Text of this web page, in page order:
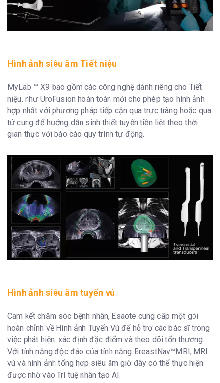
Hình ảnh siêu âm Tiết niệu
MyLab ™ X9 bao gồm các công nghệ dành riêng cho Tiết
niệu, như UroFusion hoàn toàn mới cho phép tạo hình ảnh
hợp nhất với phương pháp tiếp cận qua trực tràng hoặc qua
tử cung để hướng dẫn sinh thiết tuyến tiền liệt theo thời
gian thực với báo cáo quy trình tự động.
Hình ảnh siêu âm tuyến vú
Cam kết chăm sóc bệnh nhân, Esaote cung cấp một gói
hoàn chỉnh về Hình ảnh Tuyến Vú để hỗ trợ các bác sĩ trong
việc phát hiện, xác định đặc điểm và theo dõi tổn thương.
Với tính năng độc đáo của tính năng BreastNav™MRI, MRI
vú và hình ảnh tổng hợp siêu âm giờ đây có thể thực hiện
được nhờ vào Trí tuệ nhân tạo AI.